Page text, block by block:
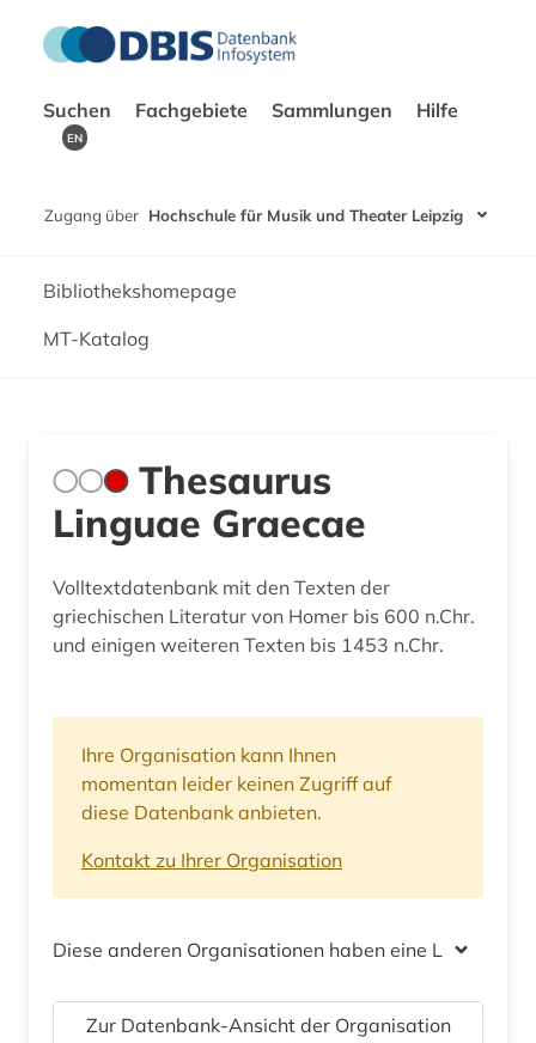
Suchen Fachgebiete Sammlungen Hilfe
EN
Zugang über Hochschule für Musik und Theater Leipzig
Bibliothekshomepage
MT-Katalog
Thesaurus
Linguae Graecae
Volltextdatenbank mit den Texten der
griechischen Literatur von Homer bis 600 n.Chr.
und einigen weiteren Texten bis 1453 n.Chr.
Ihre Organisation kann Ihnen
momentan leider keinen Zugriff auf
diese Datenbank anbieten.
Kontakt zu Ihrer Organisation
Diese anderen Organisationen haben eine Lizenz
Zur Datenbank-Ansicht der Organisation